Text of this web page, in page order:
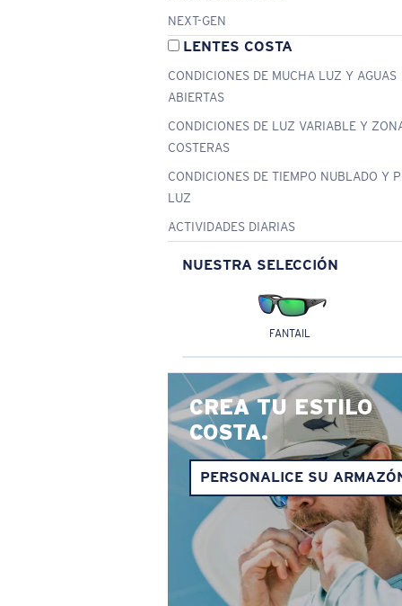
NEXT-GEN
LENTES COSTA
CONDICIONES DE MUCHA LUZ Y AGUAS
ABIERTAS
CONDICIONES DE LUZ VARIABLE Y
COSTERAS
CONDICIONES DE TIEMPO NUBLADO Y
LUZ
ACTIVIDADES DIARIAS
NUESTRA SELECCIÓN
FANTAIL
CREA TU ESTILO
COSTA.
PERSONALICE SU